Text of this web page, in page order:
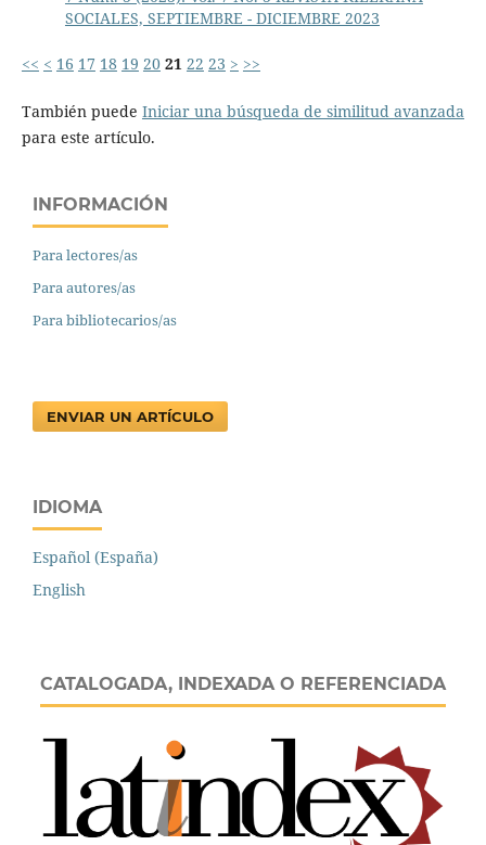
SOCIALES, SEPTIEMBRE - DICIEMBRE 2023
<< < 16 17 18 19 20 21 22 23 > >>
También puede Iniciar una búsqueda de similitud avanzada
para este artículo.
INFORMACIÓN
Para lectores/as
Para autores/as
Para bibliotecarios/as
ENVIAR UN ARTÍCULO
IDIOMA
Español (España)
English
CATALOGADA, INDEXADA O REFERENCIADA